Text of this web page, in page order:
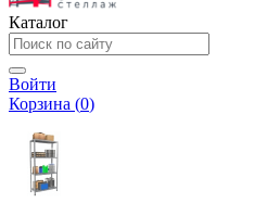
Каталог
Войти
Корзина (0)